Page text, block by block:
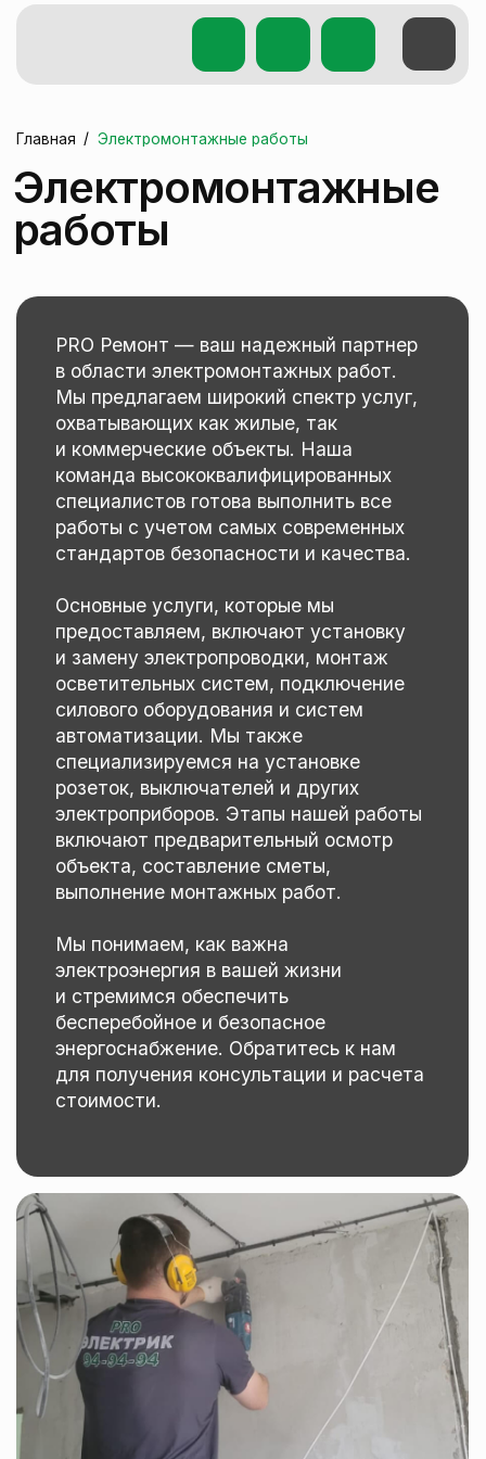
Электромонтажные
работы
в области электромонтажных работ.
охватывающих как жилые, так
и коммерческие объекты. Наша
команда высококвалифицированных
специалистов готова выполнить все
работы с учетом самых современных
стандартов безопасности и качества.
Основные услуги, которые мы
предоставляем, включают установку
и замену электропроводки, монтаж
осветительных систем, подключение
силового оборудования и систем
специализируемся на установке
розеток, выключателей и других
электроприборов. Этапы нашей работы
включают предварительный осмотр
объекта, составление сметы,
выполнение монтажных работ.
Мы понимаем, как важна
электроэнергия в вашей жизни
и стремимся обеспечить
бесперебойное и безопасное
энергоснабжение. Обратитесь к нам
для получения консультации и расчета
стоимости.
Вы получите
профессиональное